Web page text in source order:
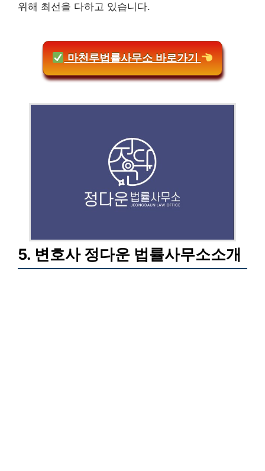
위해 최선을 다하고 있습니다.
마천루법률사무소 바로가기
5. 변호사 정다운 법률사무소소개